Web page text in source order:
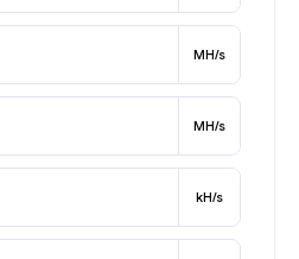
MH/s
MH/s
kH/s